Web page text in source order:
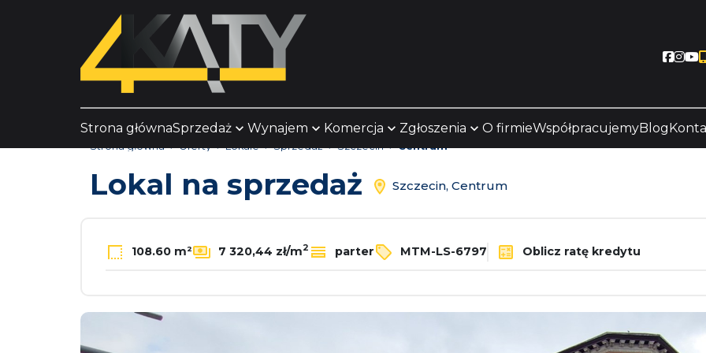
Strona głównaSprzedaż Wynajem Komercja Zgłoszenia O firmieWspółpracujemyBlog
Strona główna Oferty Lokale Sprzedaż Szczecin Centrum
Lokal na sprzedaż Szczecin, Centrum
108.60 m² 7 320,44 zł/m2 parter MTM-LS-6797 Oblicz ratę kredytu